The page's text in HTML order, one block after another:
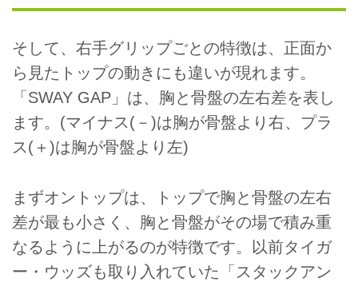
そして、右手グリップごとの特徴は、正面か
ら見たトップの動きにも違いが現れます。
「SWAY GAP」は、胸と骨盤の左右差を表し
ます。(マイナス(－)は胸が骨盤より右、プラ
ス(＋)は胸が骨盤より左)
まずオントップは、トップで胸と骨盤の左右
差が最も小さく、胸と骨盤がその場で積み重
なるように上がるのが特徴です。以前タイガ
ー・ウッズも取り入れていた「スタックアン